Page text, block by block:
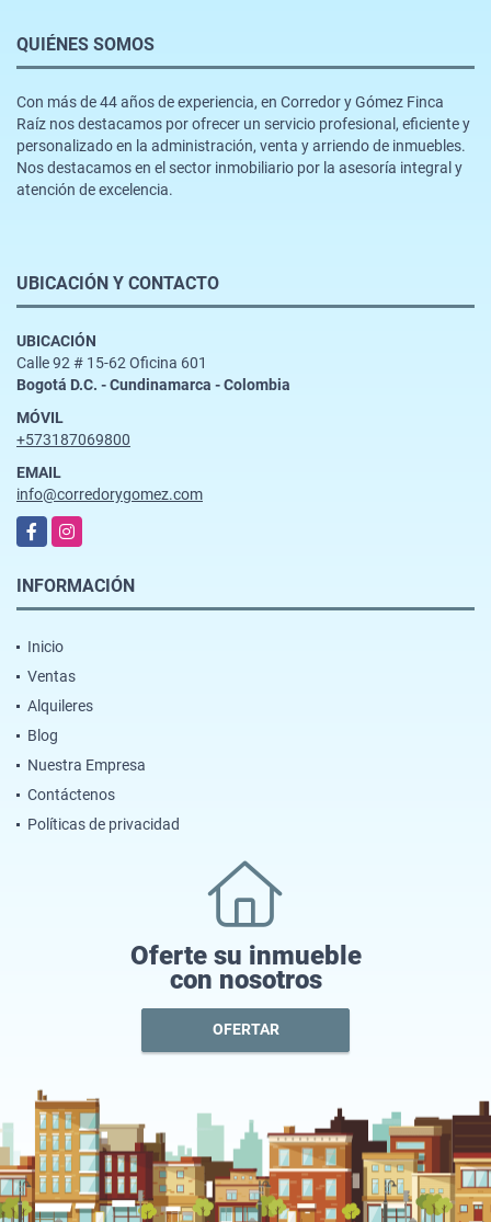
QUIÉNES SOMOS
Con más de 44 años de experiencia, en Corredor y Gómez Finca
Raíz nos destacamos por ofrecer un servicio profesional, eficiente y
personalizado en la administración, venta y arriendo de inmuebles.
Nos destacamos en el sector inmobiliario por la asesoría integral y
atención de excelencia.
UBICACIÓN Y CONTACTO
UBICACIÓN
Calle 92 # 15-62 Oficina 601
Bogotá D.C. - Cundinamarca - Colombia
MÓVIL
+573187069800
EMAIL
info@corredorygomez.com
FacebookInstagram
INFORMACIÓN
Inicio
Ventas
Alquileres
Blog
Nuestra Empresa
Contáctenos
Políticas de privacidad
Oferte su inmueble
con nosotros
OFERTAR